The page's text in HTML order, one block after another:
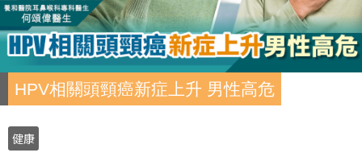
HPV相關頭頸癌新症上升 男性高危
健康